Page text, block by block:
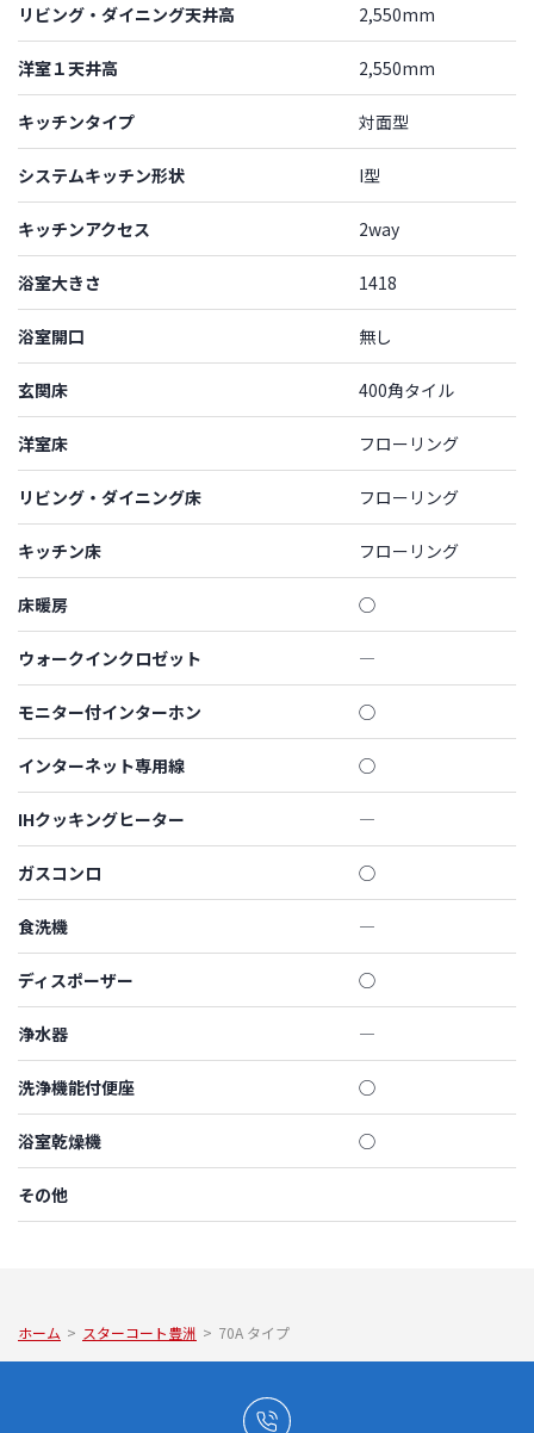
リビング・ダイニング天井高 2,550mm
洋室１天井高 2,550mm
キッチンタイプ 対面型
システムキッチン形状 I型
キッチンアクセス 2way
浴室大きさ 1418
浴室開口 無し
玄関床 400角タイル
洋室床 フローリング
リビング・ダイニング床 フローリング
キッチン床 フローリング
床暖房 ◯
ウォークインクロゼット ―
モニター付インターホン ◯
インターネット専用線 ◯
IHクッキングヒーター ―
ガスコンロ ◯
食洗機 ―
ディスポーザー ◯
浄水器 ―
洗浄機能付便座 ◯
浴室乾燥機 ◯
その他
ホーム > スターコート豊洲 > 70A タイプ